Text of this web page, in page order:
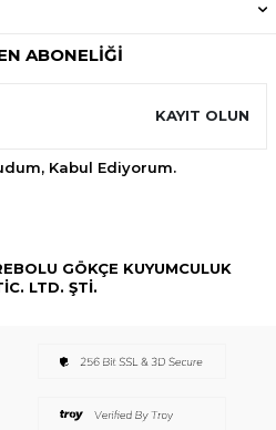
ABONELIĞI
KAYIT OLUN
Kabul Ediyorum.
GÖKÇE KUYUMCULUK
LTD. ŞTİ.